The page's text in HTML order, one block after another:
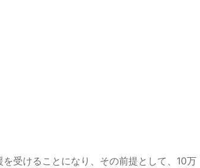
受けることになり、その前提として、10万